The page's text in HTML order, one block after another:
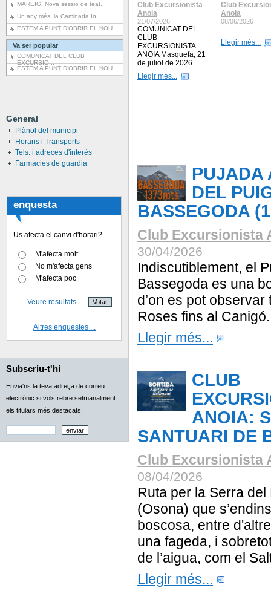
MAREIG! Nova sessió de teat...
Un any més, la Caminada In...
ESTEM A PUNT D’OBRIR EL NOU...
Va ser popular
COMUNICAT DEL CLUB
EXCURSIO...
ESTEM A PUNT D’OBRIR EL NOU...
General
Plànol del municipi
Horaris i Transports
Tels. i adreces d'interès
Farmàcies de guardia
enquesta
Us afecta el canvi d'horari?
M'afecta molt
No m'afecta gens
M'afecta poc
Veure resultats
Altres enquestes ...
Subscriu-t'hi
Envia'ns la teva adreça de correu
electrònic si vols rebre setmanalment
els titulars més destacats!
Club Excursionista
Anoia
21/07/2026
COMUNICAT DEL
CLUB
EXCURSIONISTA
ANOIA Masquefa, 21
de juliol de 2026
Llegir més...
Club
Anoia
08/06/2026
Llegir més...
PUJADA
DEL
BASSEGODA
Club Excursionista
30/04/2026
Indiscutiblement, el
Bassegoda es una
d’on es pot observar
Roses fins al Canigó.
Llegir més...
CLUB
ANOIA:
SANTUARI DE
Club Excursionista
08/04/2026
Ruta per la Serra del
(Osona) que
boscosa, entre
una fageda, i
de l’aigua, com el
Llegir més...